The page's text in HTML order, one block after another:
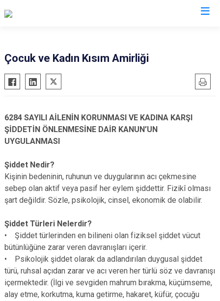
Çocuk ve Kadın Kısım Amirliği
6284 SAYILI AİLENİN KORUNMASI VE KADINA KARŞI
ŞİDDETİN ÖNLENMESİNE DAİR KANUN’UN
UYGULANMASI
Şiddet Nedir?
Kişinin bedeninin, ruhunun ve duygularının acı çekmesine
sebep olan aktif veya pasif her eylem şiddettir. Fizikî olması
şart değildir. Sözle, psikolojik, cinsel, ekonomik de olabilir.
Şiddet Türleri Nelerdir?
• Şiddet türlerinden en bilineni olan fiziksel şiddet vücut
bütünlüğüne zarar veren davranışları içerir.
• Psikolojik şiddet olarak da adlandırılan duygusal şiddet
türü, ruhsal açıdan zarar ve acı veren her türlü söz ve davranışı
içermektedir. (İlgi ve sevgiden mahrum bırakma, küçümseme,
alay etme, korkutma, kuma getirme, hakaret, küfür, çocuğu